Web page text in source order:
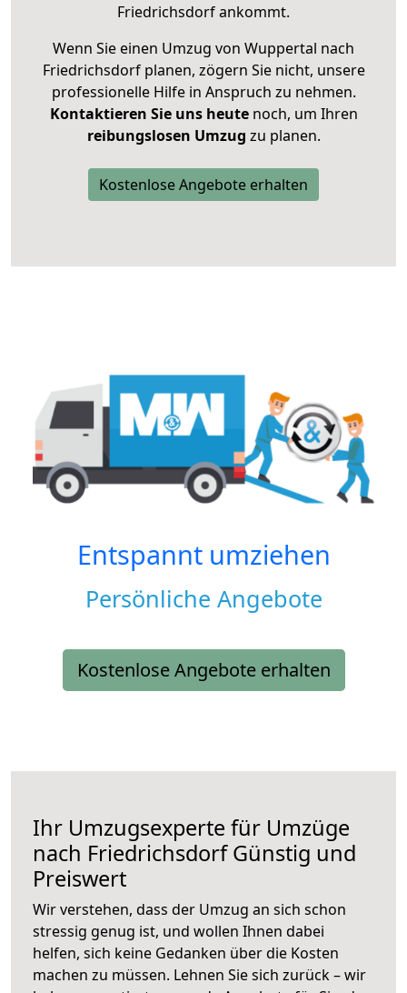
Friedrichsdorf ankommt.
Wenn Sie einen Umzug von Wuppertal nach
Friedrichsdorf planen, zögern Sie nicht, unsere
professionelle Hilfe in Anspruch zu nehmen.
Kontaktieren Sie uns heutenoch, um Ihren
reibungslosen Umzug zu planen.
Kostenlose Angebote erhalten
Entspannt umziehen
Persönliche Angebote
Kostenlose Angebote erhalten
Ihr Umzugsexperte für Umzüge
nach FriedrichsdorfGünstig und
Preiswert
Wir verstehen, dass der Umzug an sich schon
stressig genug ist, und wollen Ihnen dabei
helfen, sich keine Gedanken über die Kosten
machen zu müssen. Lehnen Sie sich zurück – wir